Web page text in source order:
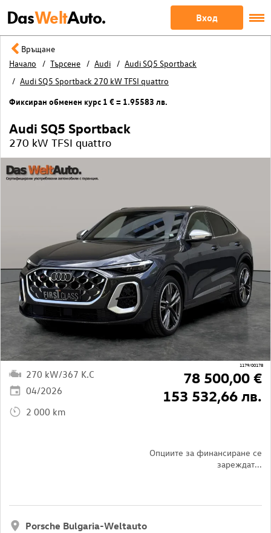
DasWeltAuto. Вход
Връщане
Начало
Търсене Audi
Audi SQ5 Sportback
Audi SQ5 Sportback 270 kW TFSI quattro
Фиксиран обменен курс 1 € = 1.95583 лв.
1179/00178
Audi SQ5 Sportback
270 kW TFSI quattro
270 kW/367 K.C
04/2026
2 000 km
Опциите за финансиране се
зареждат...
78 500,00 €
153 532,66 лв.
Porsche Bulgaria-Weltauto